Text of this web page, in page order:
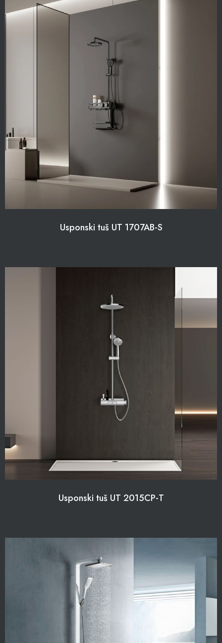
Usponski tuš UT 1707AB-S
Usponski tuš UT 2015CP-T